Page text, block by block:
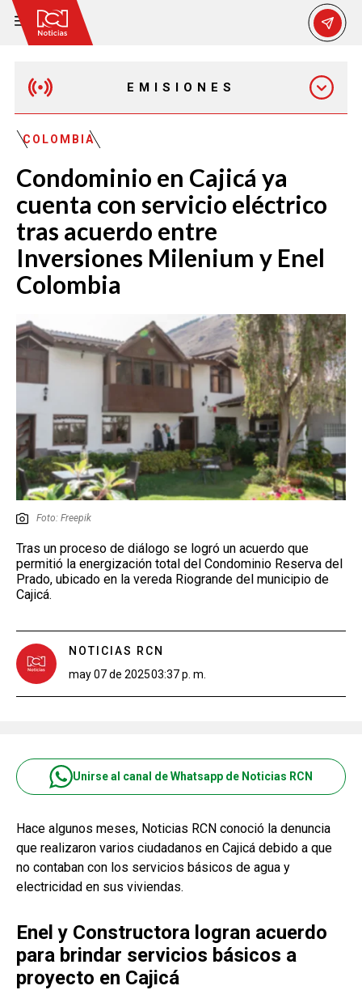
EMISIONES
EMISIÓN 12:30 PM
EMISIÓN 7:00 PM
EMISIÓN 11:30 PM
COLOMBIA
Condominio en Cajicá ya
cuenta con servicio eléctrico
tras acuerdo entre
Inversiones Milenium y Enel
Colombia
Foto: Freepik
Tras un proceso de diálogo se logró un acuerdo que
permitió la energización total del Condominio Reserva del
Prado, ubicado en la vereda Riogrande del municipio de
Cajicá.
NOTICIAS RCN
may 07 de 202503:37 p. m.
Unirse al canal de Whatsapp de Noticias RCN
Hace algunos meses, Noticias RCN conoció la denuncia
que realizaron varios ciudadanos en Cajicá debido a que
no contaban con los servicios básicos de agua y
electricidad en sus viviendas.
Enel y Constructora logran acuerdo
para brindar servicios básicos a
proyecto en Cajicá